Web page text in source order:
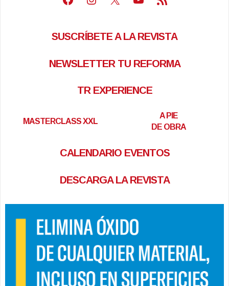
SUSCRÍBETE A LA REVISTA
NEWSLETTER TU REFORMA
TR EXPERIENCE
MASTERCLASS XXL
A PIE
DE OBRA
CALENDARIO EVENTOS
DESCARGA LA REVISTA